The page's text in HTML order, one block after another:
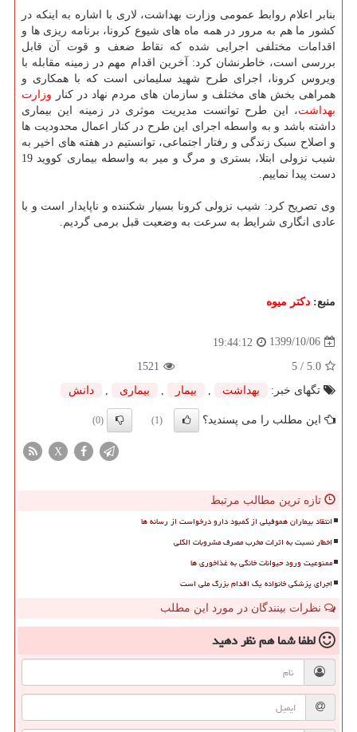
بنابر اعلام روابط عمومی وزارت بهداشت، لاری با اشاره به اینکه در
کشور ما هم به مرور در همه ماه های شیوع کرونا، برنامه ریزی ها و
اقدامات مختلفی اجرایی شده که نقاط ضعف و قوت آن قابل
بررسی است، خاطرنشان کرد: آخرین اقدام مهم در زمینه مقابله با
ویروس کرونا، اجرای طرح شهید سلیمانی است که با همکاری و
همراهی بخش های مختلف و سازمان های مردم نهاد در کنار وزارت
بهداشت، این طرح توانست مدیریت موثری در زمینه این بیماری
داشته باشد و به واسطه اجرای این طرح در کنار اعمال محدودیت ها
و اصلاح سبک زندگی و رفتار اجتماعی، توانستیم در هفته های اخیر به
شیب نزولی ابتلا، بستری و مرگ و میر به واسطه بیماری کووید 19
دست پیدا نماییم.
وی تصریح کرد: شیب نزولی کرونا بسیار شکننده و ناپایدار است و با
عادی انگاری شرایط به سرعت به وضعیت قبل برمی گردیم.
منبع: دكتر میوه
1399/10/06
19:44:12
5.0
/ 5
1521
تگهای خبر:
بهداشت , بیمار , بیماری , دانش
این مطلب را می پسندید؟ (1)
(0)
X
تازه ترین مطالب مرتبط
انتقاد بیماران هموفیلی از کمبود دارو درخواست از رسانه ها
اخطار نسبت به اثرات مخرب مصرف مشروبات الکلی
ممنوعیت ورود حیوانات خانگی به غذاخوری ها
اجرای پزشکی خانواده یک اقدام بزرگ ملی است
نظرات بینندگان در مورد این مطلب
لطفا شما همنظر دهید